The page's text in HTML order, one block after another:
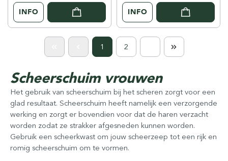
INFO INFO
1 2
Scheerschuim vrouwen
Het gebruik van scheerschuim bij het scheren zorgt voor een
glad resultaat. Scheerschuim heeft namelijk een verzorgende
werking en zorgt er bovendien voor dat de haren verzacht
worden zodat ze strakker afgesneden kunnen worden.
Gebruik een scheerkwast om jouw scheerzeep tot een rijk en
romig scheerschuim om te vormen.